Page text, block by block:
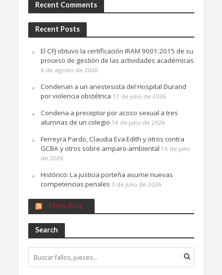
Recent Comments
Recent Posts
El CFJ obtuvo la certificación IRAM 9001:2015 de su
proceso de gestión de las actividades académicas
6 de agosto de 2026
Condenan a un anestesista del Hospital Durand
por violencia obstétrica 17 de julio de 2026
Condena a preceptor por acoso sexual a tres
alumnas de un colegio 16 de julio de 2026
Ferreyra Pardo, Claudia Eva Edith y otros contra
GCBA y otros sobre amparo-ambiental 15 de julio
de 2026
Histórico: La justicia porteña asume nuevas
competencias penales 3 de julio de 2026
Meks Blog
Search